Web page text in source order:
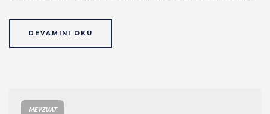
DEVAMINI OKU
MEVZUAT